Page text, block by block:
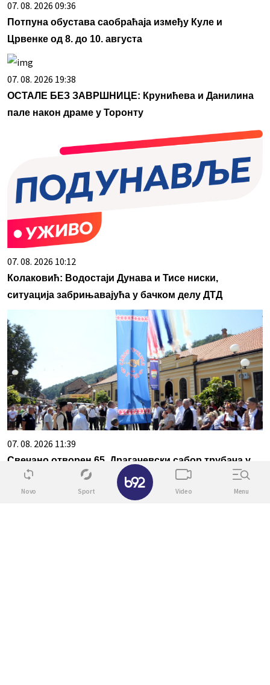
07. 08. 2026 09:36
Потпуна обустава саобраћаја између Куле и
Црвенке од 8. до 10. августа
07. 08. 2026 19:38
ОСТАЛЕ БЕЗ ЗАВРШНИЦЕ: Крунићева и Данилина
пале након драме у Торонту
07. 08. 2026 10:12
Колаковић: Водостаји Дунава и Тисе ниски,
ситуација забрињавајућа у бачком делу ДТД
07. 08. 2026 11:39
Свечано отворен 65. Драгачевски сабор трубача у
Гучи
Novo Sport Video Menu
✕